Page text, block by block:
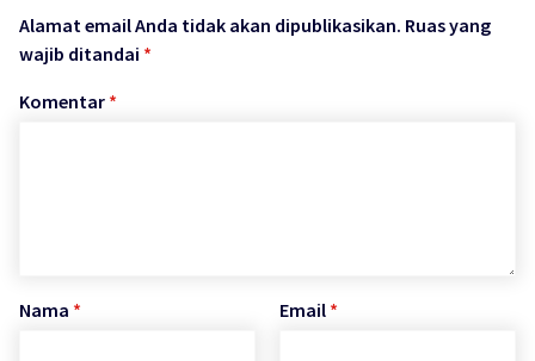
Alamat email Anda tidak akan dipublikasikan. Ruas yang
wajib ditandai *
Komentar *
Nama * Email *